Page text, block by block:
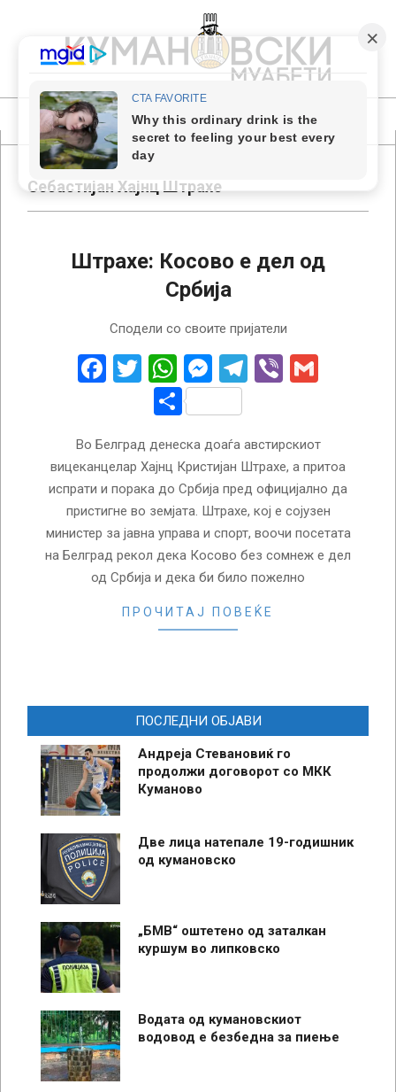
content
КУМАНОВСКИ
МУАБЕТИ
Primary
Navigation
MenuСебастијан Хајнц Штрахе
Штрахе: Косово е дел од
Србија
Сподели со своите пријатели
Facebook
Twitter
WhatsApp
Messenger
Telegram
Viber
Share
Во Белград денеска доаѓа австирскиот
вицеканцелар Хајнц Кристијан Штрахе, а притоа
испрати и порака до Србија пред официјално да
пристигне во земјата. Штрахе, кој е сојузен
министер за јавна управа и спорт, воочи посетата
на Белград рекол дека Косово без сомнеж е дел
од Србија и дека би било пожелно
ПРОЧИТАЈ ПОВЕЌЕ
ПОСЛЕДНИ ОБЈАВИ
Андреја Стевановиќ го
продолжи договорот со МКК
Куманово
Две лица натепале 19-годишник
од кумановско
„БМВ“ оштетено од заталкан
куршум во липковско
Водата од кумановскиот
водовод е безбедна за пиење